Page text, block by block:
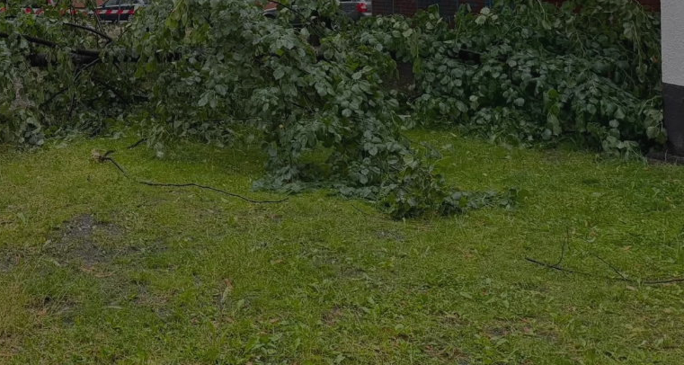
1 rok
Ten plik cookie przechowuje identyfikator sesji.
1 rok
Ten plik cookie przechowuje identyfikator sesji.
4 tygodnie 2 dni
Ten plik cookie jest używany przez usługę Cookie-
Script.com do zapamiętywania preferencji
dotyczących zgody użytkownika na pliki cookie.
Jest to konieczne, aby baner cookie Cookie-
Script.com działał poprawnie.
29 minut 53
sekundy
Ten plik cookie służy do rozróżniania ludzi i
botów. Jest to korzystne dla strony internetowej,
ponieważ umożliwia tworzenie ważnych raportów
na temat korzystania z jej witryny internetowej.
5 miesięcy 4
tygodnie
Ten plik cookie przechowuje informacje o zgodzie
użytkownika oraz jego preferencjach dotyczących
prywatności podczas korzystania z witryny.
Rejestruje wybory dotyczące polityki prywatności
i ustawień zgody, zapewniając ich przestrzeganie
w kolejnych wizytach. Dzięki temu użytkownik nie
musi ponownie konfigurować swoich preferencji,
co zwiększa wygodę i zgodność z regulacjami
ochrony danych.
Sesja
Rejestruje, który klaster serwerów obsługuje
gościa. Jest to używane w kontekście
równoważenia obciążenia w celu optymalizacji
doświadczenia użytkownika.